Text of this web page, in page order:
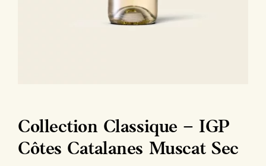
Collection Classique – IGP
Côtes Catalanes Muscat Sec